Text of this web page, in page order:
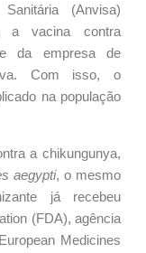
(Anvisa)
a vacina contra
da empresa de
Com isso, o
na população
a chikungunya,
aegypti, o mesmo
já recebeu
(FDA), agência
Medicines